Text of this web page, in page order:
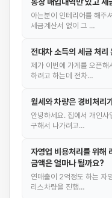
아는분이 인테리어를 해주
세금계산서 없이 그 …
전대차 소득의 세금 처리
제가 이번에 가게를 오픈
하려고 하는데 전차…
월세와 차량은 경비처리
안녕하세요. 집에서 개인
구해서 나가려고…
자영업 비용처리를 위해
금액은 얼마나 될까요?
연매출이 2억정도 하는 자
리스차량을 진행…